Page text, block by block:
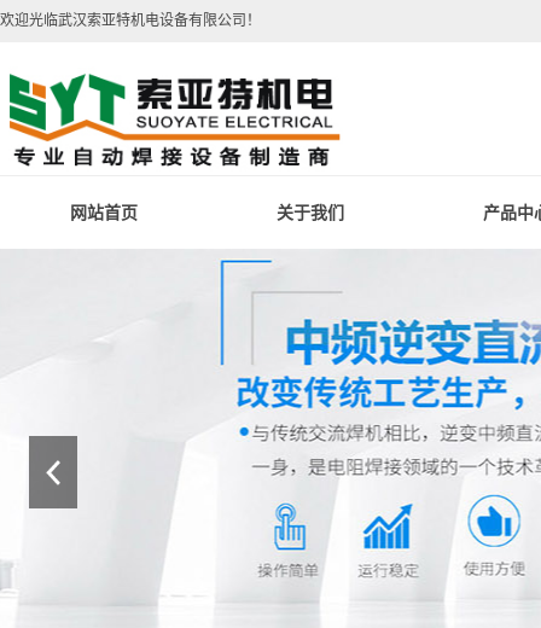
欢迎光临武汉索亚特机电设备有限公司！
网站首页 关于我们 产品中